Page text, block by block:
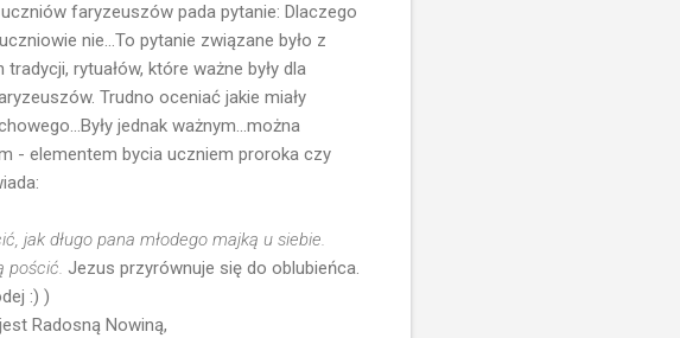
faryzeuszów pada pytanie: Dlaczego
nie...To pytanie związane było z
rytuałów, które ważne były dla
Trudno oceniać jakie miały
jednak ważnym...można
- elementem bycia uczniem proroka czy
jak długo pana młodego majką u siebie.
pościć. Jezus przyrównuje się do oblubieńca.
:) )
Radosną Nowiną,